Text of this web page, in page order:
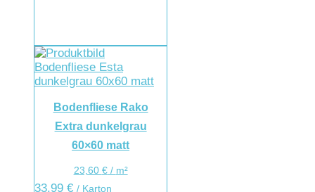
Bodenfliese Rako
Extra dunkelgrau
60×60 matt
23,60 €/ m²
33,99 € / Karton